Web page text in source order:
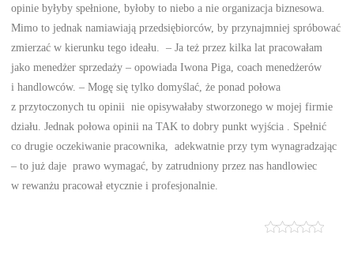
opinie byłyby spełnione, byłoby to niebo a nie organizacja biznesowa.
Mimo to jednak namiawiają przedsiębiorców, by przynajmniej spróbować
zmierzać w kierunku tego ideału. – Ja też przez kilka lat pracowałam
jako menedżer sprzedaży – opowiada Iwona Piga, coach menedżerów
i handlowców. – Mogę się tylko domyślać, że ponad połowa
z przytoczonych tu opinii nie opisywałaby stworzonego w mojej firmie
działu. Jednak połowa opinii na TAK to dobry punkt wyjścia . Spełnić
co drugie oczekiwanie pracownika, adekwatnie przy tym wynagradzając
– to już daje prawo wymagać, by zatrudniony przez nas handlowiec
w rewanżu pracował etycznie i profesjonalnie.